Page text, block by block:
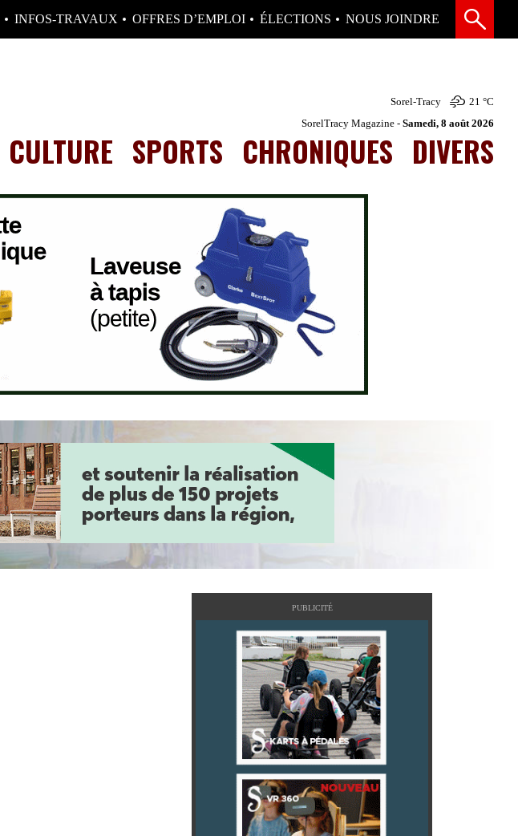
INFOS-TRAVAUX OFFRES D’EMPLOI ÉLECTIONS NOUS JOINDRE
Sorel-Tracy 21 °C
SorelTracy Magazine - Samedi, 8 août 2026
CULTURE SPORTS CHRONIQUES DIVERS
PUBLICITÉ